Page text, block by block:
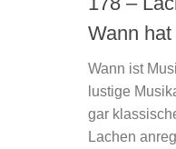
178 –
Wann
Wann ist
lustige
gar
Lachen